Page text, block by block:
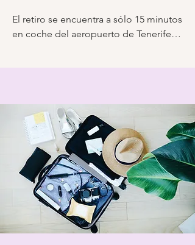
El retiro se encuentra a sólo 15 minutos
en coche del aeropuerto de Tenerife
aeropuerto a Buzanada por lo que
recomendamos coger un taxi como la
forma más cómoda de llegar.
Hacemos un grupo de whatsapp 1
semana antes del inicio del retiro para
que los huéspedes puedan concertar
compartir taxis si llegan en horarios
similares y reducir el coste. Un taxi
justo desde el aeropuerto hasta el